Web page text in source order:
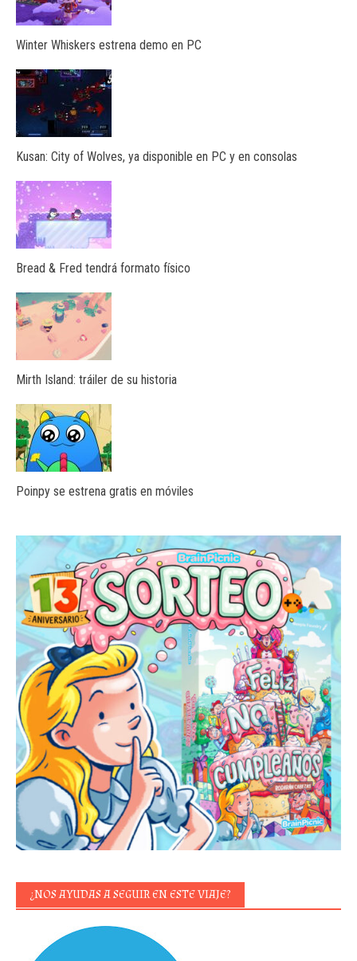
Winter Whiskers estrena demo en PC
Kusan: City of Wolves, ya disponible en PC y en consolas
Bread & Fred tendrá formato físico
Mirth Island: tráiler de su historia
Poinpy se estrena gratis en móviles
¿NOS AYUDAS A SEGUIR EN ESTE VIAJE?